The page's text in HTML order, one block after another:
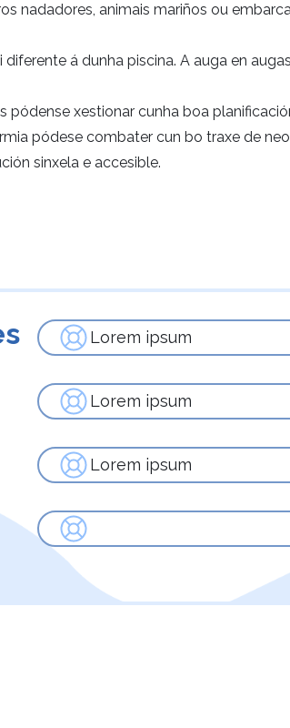
nadadores, animais mariños ou
á dunha piscina. A auga en
pódense xestionar cunha boa
pódese combater cun bo traxe de
sinxela e accesible.
Lorem ipsum
Lorem ipsum
Lorem ipsum